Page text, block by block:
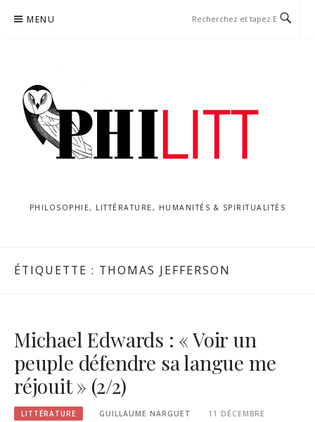
MENU
PHILOSOPHIE, LITTÉRATURE, HUMANITÉS & SPIRITUALITÉS
ÉTIQUETTE : THOMAS JEFFERSON
Michael Edwards : « Voir un
peuple défendre sa langue me
réjouit » (2/2)
LITTÉRATURE GUILLAUME NARGUET
11 DÉCEMBRE